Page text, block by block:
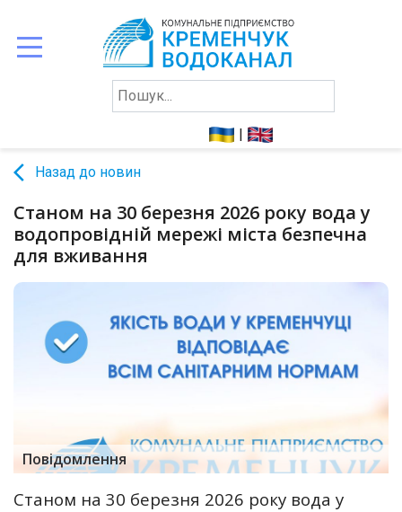
ЗВІТНІСТЬ
КОНТАКТИ
|
arrow_back_ios Назад до новин
Станом на 30 березня 2026 року вода у
водопровідній мережі міста безпечна
для вживання
Повідомлення
Станом на 30 березня 2026 року вода у